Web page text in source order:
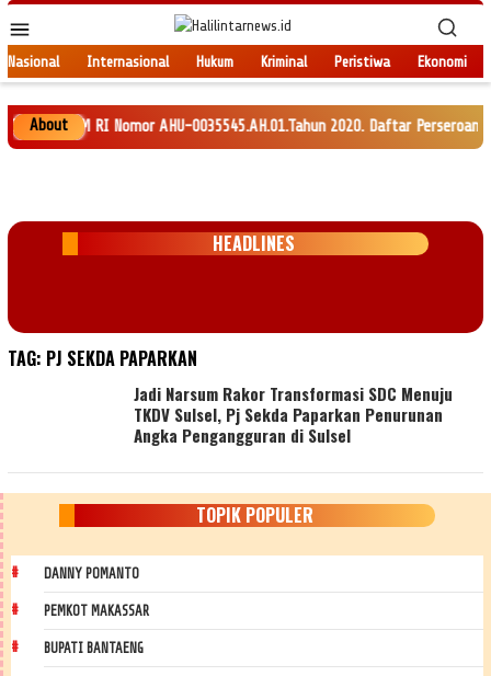
ke
kontenMobile
Nasional Internasional Hukum Kriminal Peristiwa Ekonomi
About
DAN HAM RI Nomor AHU-0035545.AH.01.Tahun 2020. Daftar Perseroan
HEADLINES
TAG: PJ SEKDA PAPARKAN
Jadi Narsum Rakor Transformasi SDC Menuju
TKDV Sulsel, Pj Sekda Paparkan Penurunan
Angka Pengangguran di Sulsel
TOPIK POPULER
DANNY POMANTO
PEMKOT MAKASSAR
BUPATI BANTAENG